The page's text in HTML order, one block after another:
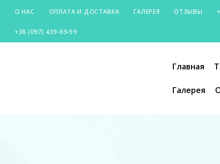
О НАС ОПЛАТА И ДОСТАВКА ГАЛЕРЕЯ ОТЗЫВЫ
+38 (097) 439-69-59
Главная
Галерея